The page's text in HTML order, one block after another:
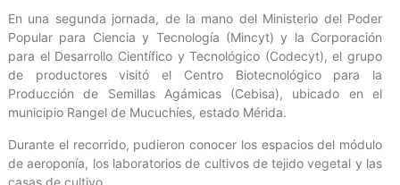
En una segunda jornada, de la mano del Ministerio del Poder
Popular para Ciencia y Tecnología (Mincyt) y la Corporación
para el Desarrollo Científico y Tecnológico (Codecyt), el grupo
de productores visitó el Centro Biotecnológico para la
Producción de Semillas Agámicas (Cebisa), ubicado en el
municipio Rangel de Mucuchíes, estado Mérida.
Durante el recorrido, pudieron conocer los espacios del módulo
de aeroponía, los laboratorios de cultivos de tejido vegetal y las
casas de cultivo.